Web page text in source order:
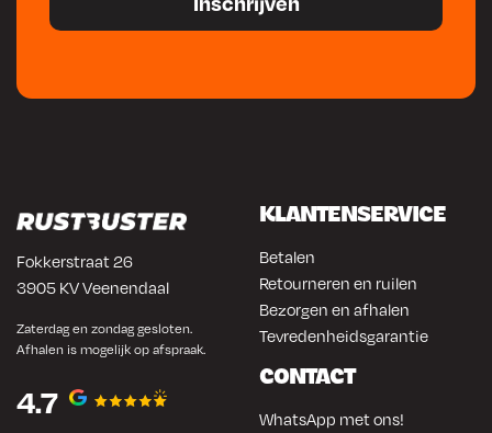
Fokkerstraat 26
3905 KV Veenendaal
Zaterdag en zondag gesloten.
Afhalen is mogelijk op afspraak.
4.7
KLANTENSERVICE
Betalen
Retourneren en ruilen
Bezorgen en afhalen
Tevredenheidsgarantie
CONTACT
WhatsApp met ons!